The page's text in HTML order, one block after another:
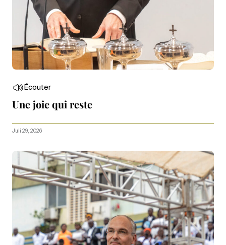
Écouter
Une joie qui reste
Juli 29, 2026